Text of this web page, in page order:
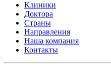
Клиники
Доктора
Страны
Направления
Наша компания
Контакты